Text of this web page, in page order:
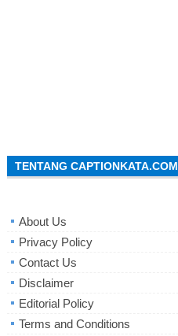
TENTANG CAPTIONKATA.COM
About Us
Privacy Policy
Contact Us
Disclaimer
Editorial Policy
Terms and Conditions